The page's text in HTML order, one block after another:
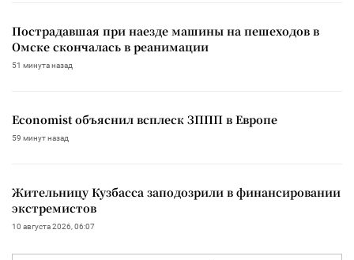
Пострадавшая при наезде машины на пешеходов в
Омске скончалась в реанимации
51 минута назад
Economist объяснил всплеск ЗППП в Европе
59 минут назад
Жительницу Кузбасса заподозрили в финансировании
экстремистов
10 августа 2026, 06:07